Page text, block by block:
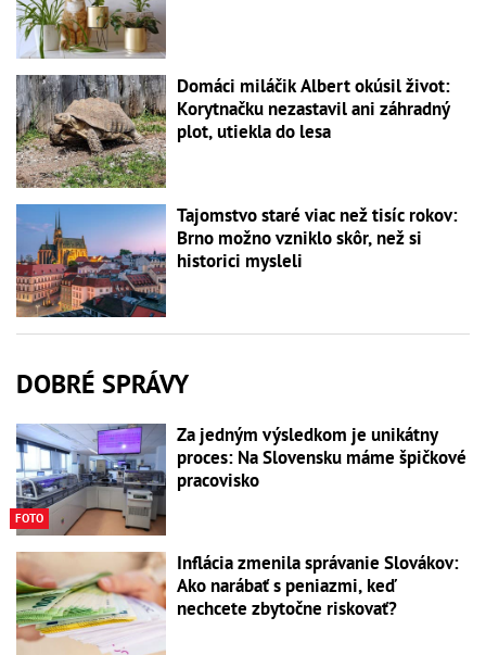
Domáci miláčik Albert okúsil život:
Korytnačku nezastavil ani záhradný
plot, utiekla do lesa
Tajomstvo staré viac než tisíc rokov:
Brno možno vzniklo skôr, než si
historici mysleli
DOBRÉ SPRÁVY
FOTO
Za jedným výsledkom je unikátny
proces: Na Slovensku máme špičkové
pracovisko
Inflácia zmenila správanie Slovákov:
Ako narábať s peniazmi, keď
nechcete zbytočne riskovať?